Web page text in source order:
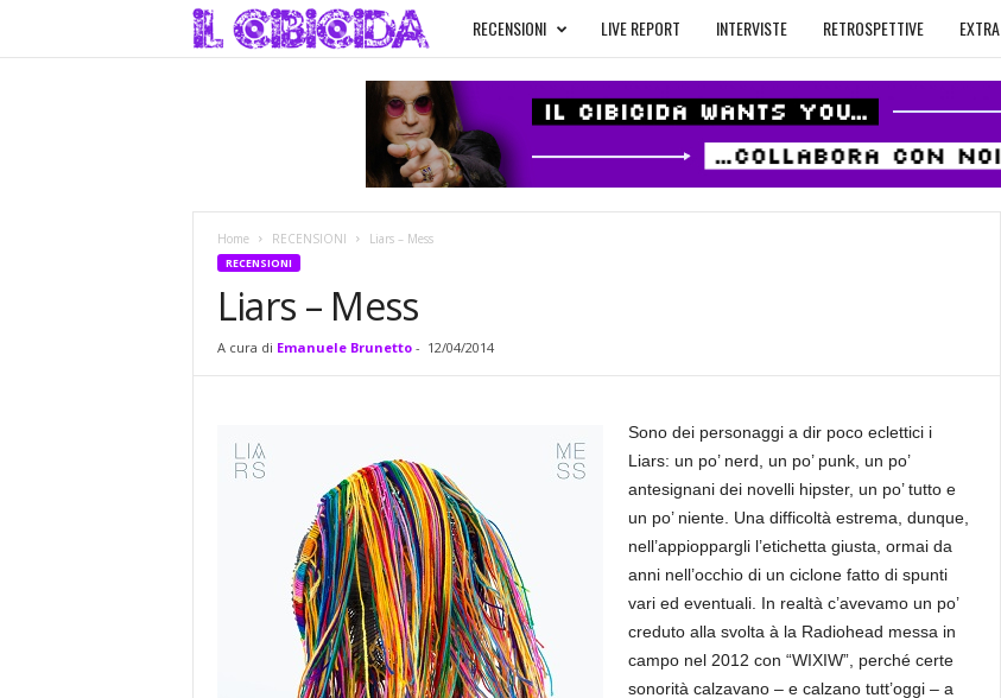
l
C
d
a
RECENSIONI LIVE REPORT INTERVISTE RETROSPETTIVE EXTRA
Home RECENSIONI Liars – Mess
RECENSIONI
Liars – Mess
A cura di Emanuele Brunetto- 12/04/2014
Sono dei personaggi a dir poco eclettici i
Liars: un po’ nerd, un po’ punk, un po’
antesignani dei novelli hipster, un po’ tutto e
un po’ niente. Una difficoltà estrema, dunque,
nell’appioppargli l’etichetta giusta, ormai da
anni nell’occhio di un ciclone fatto di spunti
vari ed eventuali. In realtà c’avevamo un po’
creduto alla svolta à la Radiohead messa in
campo nel 2012 con “WIXIW”, perché certe
sonorità calzavano – e calzano tutt’oggi – a